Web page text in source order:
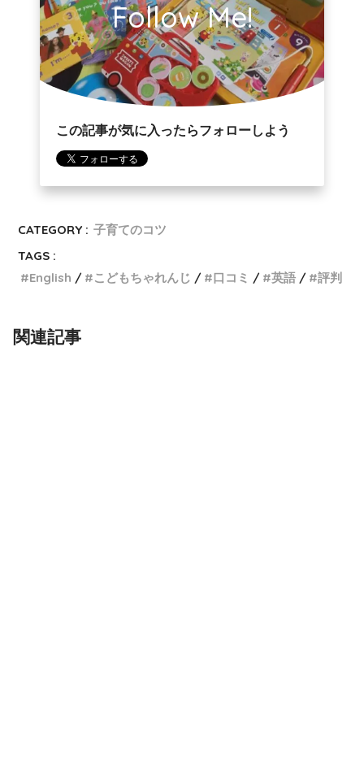
Follow Me!
この記事が気に入ったらフォローしよう
CATEGORY : 子育てのコツ
TAGS :
English
こどもちゃれんじ 口コミ 英語 評判
関連記事